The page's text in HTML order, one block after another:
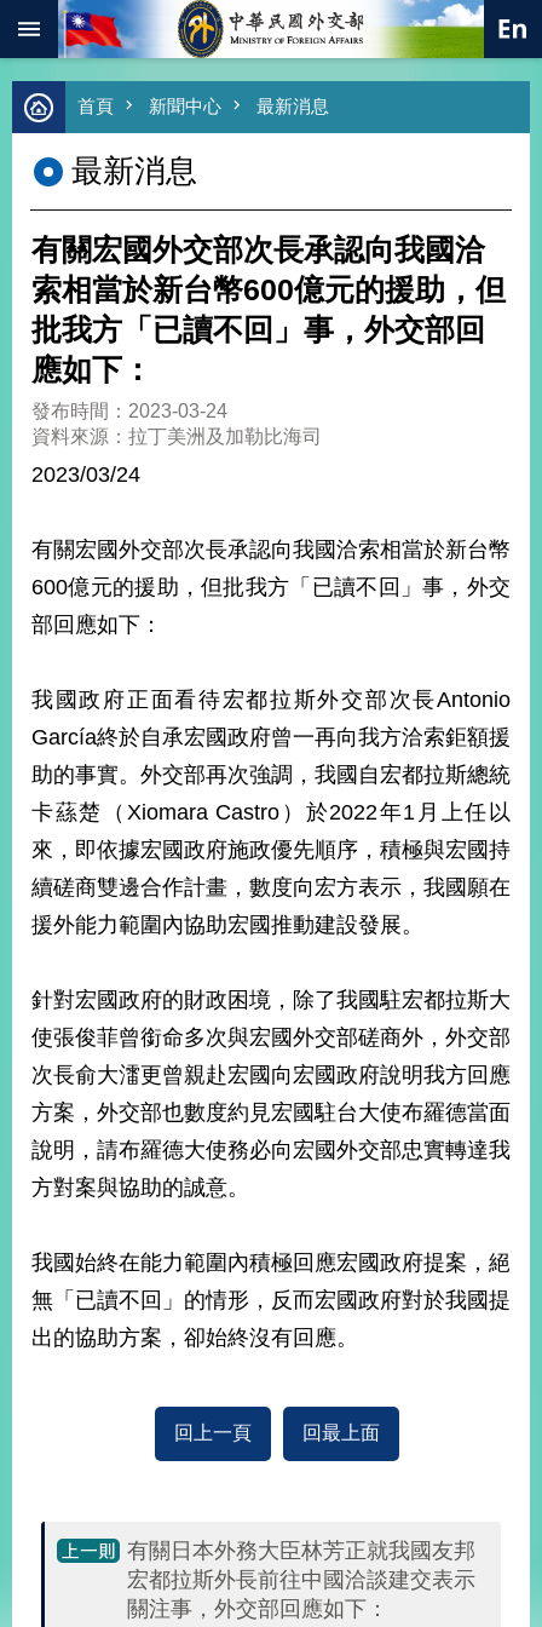
跳到主要內容區塊
進
階
尋
熱
總
合
外
交
價
值
經
濟
不
台
海
平
護
照
回
頁
站
導
覽
關
於
本
部
新
聞
中
外
交
資
訊
首頁 新聞中心 最新消息
最新消息
有關宏國外交部次長承認向我國洽
索相當於新台幣600億元的援助，但
批我方「已讀不回」事，外交部回
應如下：
發布時間：2023-03-24
資料來源：拉丁美洲及加勒比海司
2023/03/24
有關宏國外交部次長承認向我國洽索相當於新台幣
600億元的援助，但批我方「已讀不回」事，外交
部回應如下：
我國政府正面看待宏都拉斯外交部次長Antonio
García終於自承宏國政府曾一再向我方洽索鉅額援
助的事實。外交部再次強調，我國自宏都拉斯總統
卡蕬楚（Xiomara Castro）於2022年1月上任以
來，即依據宏國政府施政優先順序，積極與宏國持
續磋商雙邊合作計畫，數度向宏方表示，我國願在
援外能力範圍內協助宏國推動建設發展。
針對宏國政府的財政困境，除了我國駐宏都拉斯大
使張俊菲曾銜命多次與宏國外交部磋商外，外交部
次長俞大㵢更曾親赴宏國向宏國政府說明我方回應
方案，外交部也數度約見宏國駐台大使布羅德當面
說明，請布羅德大使務必向宏國外交部忠實轉達我
方對案與協助的誠意。
我國始終在能力範圍內積極回應宏國政府提案，絕
無「已讀不回」的情形，反而宏國政府對於我國提
出的協助方案，卻始終沒有回應。
回上一頁 回最上面
有關日本外務大臣林芳正就我國友邦
宏都拉斯外長前往中國洽談建交表示
關注事，外交部回應如下：